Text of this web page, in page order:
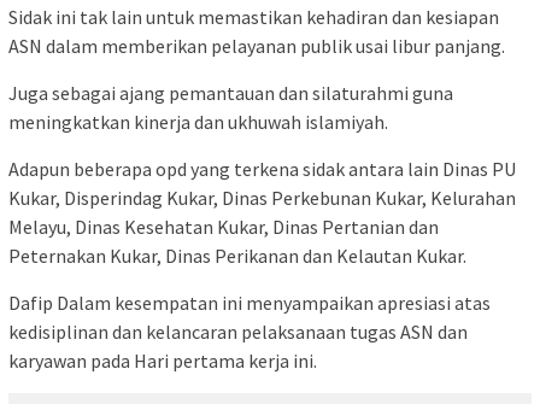
Sidak ini tak lain untuk memastikan kehadiran dan kesiapan
ASN dalam memberikan pelayanan publik usai libur panjang.
Juga sebagai ajang pemantauan dan silaturahmi guna
meningkatkan kinerja dan ukhuwah islamiyah.
Adapun beberapa opd yang terkena sidak antara lain Dinas PU
Kukar, Disperindag Kukar, Dinas Perkebunan Kukar, Kelurahan
Melayu, Dinas Kesehatan Kukar, Dinas Pertanian dan
Peternakan Kukar, Dinas Perikanan dan Kelautan Kukar.
Dafip Dalam kesempatan ini menyampaikan apresiasi atas
kedisiplinan dan kelancaran pelaksanaan tugas ASN dan
karyawan pada Hari pertama kerja ini.